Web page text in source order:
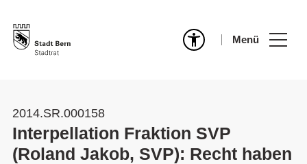
Menü
2014.SR.000158
Interpellation Fraktion SVP
(Roland Jakob, SVP): Recht haben